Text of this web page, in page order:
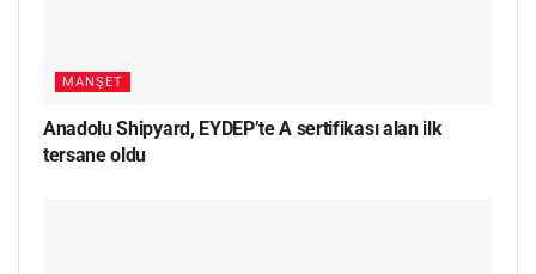
MANŞET
Anadolu Shipyard, EYDEP’te A sertifikası alan ilk
tersane oldu